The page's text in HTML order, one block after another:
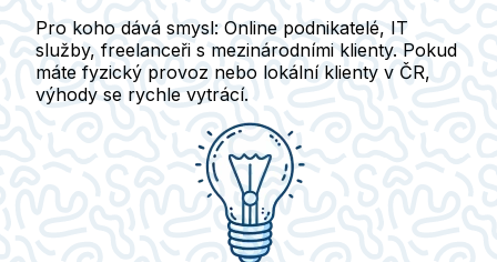
Pro koho dává smysl: Online podnikatelé, IT
služby, freelanceři s mezinárodními klienty. Pokud
máte fyzický provoz nebo lokální klienty v ČR,
výhody se rychle vytrácí.